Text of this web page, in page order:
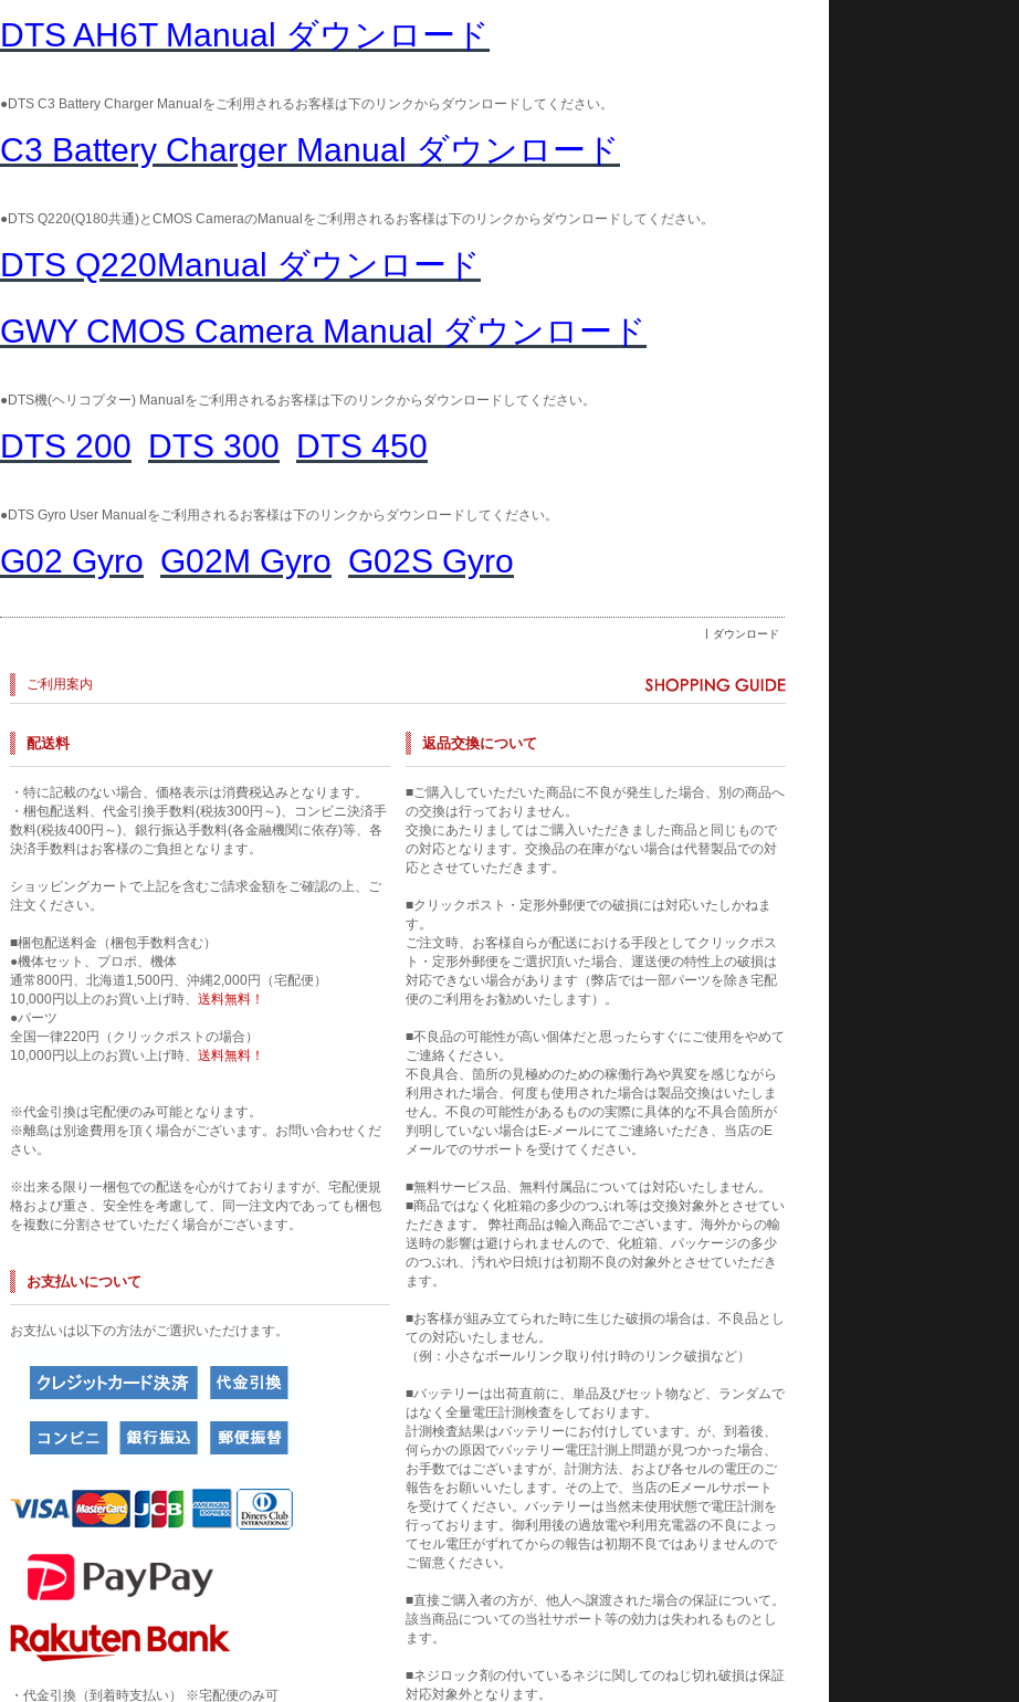
DTS AH6T Manual ダウンロード
●DTS C3 Battery Charger Manualをご利用されるお客様は下のリンクからダウンロードしてください。
C3 Battery Charger Manual ダウンロード
●DTS Q220(Q180共通)とCMOS CameraのManualをご利用されるお客様は下のリンクからダウンロードしてください。
DTS Q220Manual ダウンロード
GWY CMOS Camera Manual ダウンロード
●DTS機(ヘリコプター) Manualをご利用されるお客様は下のリンクからダウンロードしてください。
DTS 200 DTS 300 DTS 450
●DTS Gyro User Manualをご利用されるお客様は下のリンクからダウンロードしてください。
G02 Gyro G02M Gyro G02S Gyro
ダウンロード
ご利用案内
配送料
・特に記載のない場合、価格表示は消費税込みとなります。
・梱包配送料、代金引換手数料(税抜300円～)、コンビニ決済手
数料(税抜400円～)、銀行振込手数料(各金融機関に依存)等、各
決済手数料はお客様のご負担となります。
ショッピングカートで上記を含むご請求金額をご確認の上、ご
注文ください。
■梱包配送料金（梱包手数料含む）
●機体セット、プロポ、機体
通常800円、北海道1,500円、沖縄2,000円（宅配便）
10,000円以上のお買い上げ時、 送料無料！
●パーツ
全国一律220円（クリックポストの場合）
10,000円以上のお買い上げ時、 送料無料！
※代金引換は宅配便のみ可能となります。
※離島は別途費用を頂く場合がございます。お問い合わせくだ
さい。
※出来る限り一梱包での配送を心がけておりますが、宅配便規
格および重さ、安全性を考慮して、同一注文内であっても梱包
を複数に分割させていただく場合がございます。
お支払いについて
お支払いは以下の方法がご選択いただけます。
・代金引換（到着時支払い） ※宅配便のみ可
返品交換について
■ご購入していただいた商品に不良が発生した場合、別の商品へ
の交換は行っておりません。
交換にあたりましてはご購入いただきました商品と同じもので
の対応となります。交換品の在庫がない場合は代替製品での対
応とさせていただきます。
■クリックポスト・定形外郵便での破損には対応いたしかねま
す。
ご注文時、お客様自らが配送における手段としてクリックポス
ト・定形外郵便をご選択頂いた場合、運送便の特性上の破損は
対応できない場合があります（弊店では一部パーツを除き宅配
便のご利用をお勧めいたします）。
■不良品の可能性が高い個体だと思ったらすぐにご使用をやめて
ご連絡ください。
不良具合、箇所の見極めのための稼働行為や異変を感じながら
利用された場合、何度も使用された場合は製品交換はいたしま
せん。不良の可能性があるものの実際に具体的な不具合箇所が
判明していない場合はE-メールにてご連絡いただき、当店のE
メールでのサポートを受けてください。
■無料サービス品、無料付属品については対応いたしません。
■商品ではなく化粧箱の多少のつぶれ等は交換対象外とさせてい
ただきます。 弊社商品は輸入商品でございます。海外からの輸
送時の影響は避けられませんので、化粧箱、パッケージの多少
のつぶれ、汚れや日焼けは初期不良の対象外とさせていただき
ます。
■お客様が組み立てられた時に生じた破損の場合は、不良品とし
ての対応いたしません。
（例：小さなボールリンク取り付け時のリンク破損など）
■バッテリーは出荷直前に、単品及びセット物など、ランダムで
はなく全量電圧計測検査をしております。
計測検査結果はバッテリーにお付けしています。が、到着後、
何らかの原因でバッテリー電圧計測上問題が見つかった場合、
お手数ではございますが、計測方法、および各セルの電圧のご
報告をお願いいたします。その上で、当店のEメールサポート
を受けてください。バッテリーは当然未使用状態で電圧計測を
行っております。御利用後の過放電や利用充電器の不良によっ
てセル電圧がずれてからの報告は初期不良ではありませんので
ご留意ください。
■直接ご購入者の方が、他人へ譲渡された場合の保証について。
該当商品についての当社サポート等の効力は失われるものとし
ます。
■ネジロック剤の付いているネジに関してのねじ切れ破損は保証
対応対象外となります。